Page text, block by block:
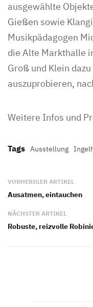
ausgewählte
Gießen sowie
Musikpädagogen
die Alte Markthalle
Groß und Klein
auszuprobieren,
Weitere Infos und
Tags Ausstellung
VORHERIGER ARTIKEL
Ausatmen, eintauchen
NÄCHSTER ARTIKEL
Robuste, reizvolle